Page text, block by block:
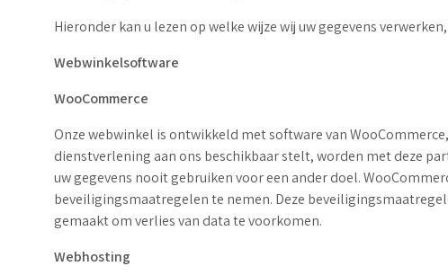
Hieronder kan u lezen op welke wijze wij uw gegevens
Webwinkelsoftware
WooCommerce
Onze webwinkel is ontwikkeld met software van
dienstverlening aan ons beschikbaar stelt, worden met deze
uw gegevens nooit gebruiken voor een ander doel.
beveiligingsmaatregelen te nemen. Deze
gemaakt om verlies van data te voorkomen.
Webhosting